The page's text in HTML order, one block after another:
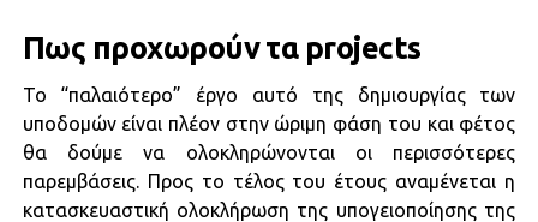
Πως προχωρούν τα projects
To “παλαιότερο” έργο αυτό της δημιουργίας των
υποδομών είναι πλέον στην ώριμη φάση του και φέτος
θα δούμε να ολοκληρώνονται οι περισσότερες
παρεμβάσεις. Προς το τέλος του έτους αναμένεται η
κατασκευαστική ολοκλήρωση της υπογειοποίησης της